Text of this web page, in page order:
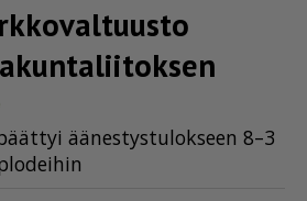
ää­nes­tys­tu­lok­seen 8–3